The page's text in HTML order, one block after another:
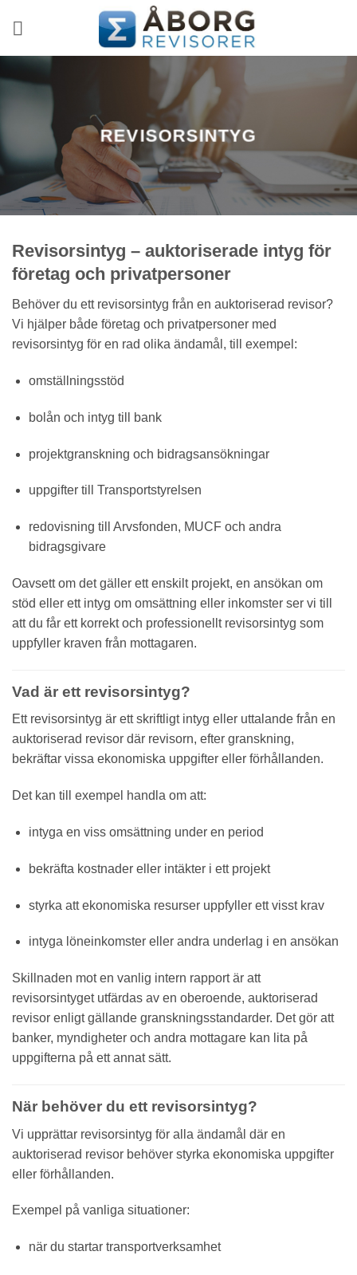
REVISORSINTYG
Revisorsintyg – auktoriserade intyg för
företag och privatpersoner
Behöver du ett revisorsintyg från en auktoriserad revisor?
Vi hjälper både företag och privatpersoner med
revisorsintyg för en rad olika ändamål, till exempel:
omställningsstöd
bolån och intyg till bank
projektgranskning och bidragsansökningar
uppgifter till Transportstyrelsen
redovisning till Arvsfonden, MUCF och andra
bidragsgivare
Oavsett om det gäller ett enskilt projekt, en ansökan om
stöd eller ett intyg om omsättning eller inkomster ser vi till
att du får ett korrekt och professionellt revisorsintyg som
uppfyller kraven från mottagaren.
Vad är ett revisorsintyg?
Ett revisorsintyg är ett skriftligt intyg eller uttalande från en
auktoriserad revisor där revisorn, efter granskning,
bekräftar vissa ekonomiska uppgifter eller förhållanden.
Det kan till exempel handla om att:
intyga en viss omsättning under en period
bekräfta kostnader eller intäkter i ett projekt
styrka att ekonomiska resurser uppfyller ett visst krav
intyga löneinkomster eller andra underlag i en ansökan
Skillnaden mot en vanlig intern rapport är att
revisorsintyget utfärdas av en oberoende, auktoriserad
revisor enligt gällande granskningsstandarder. Det gör att
banker, myndigheter och andra mottagare kan lita på
uppgifterna på ett annat sätt.
När behöver du ett revisorsintyg?
Vi upprättar revisorsintyg för alla ändamål där en
auktoriserad revisor behöver styrka ekonomiska uppgifter
eller förhållanden.
Exempel på vanliga situationer:
när du startar transportverksamhet